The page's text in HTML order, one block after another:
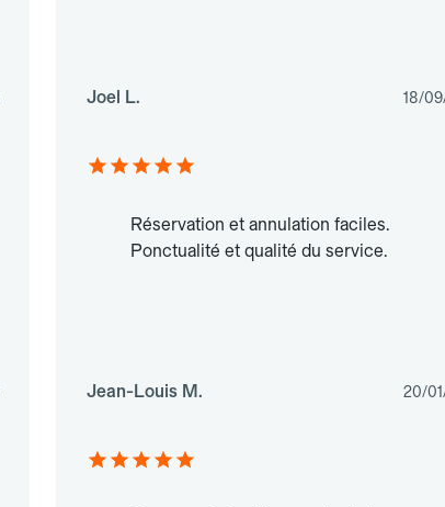
Joel L. 18/
Réservation et annulation faciles.
Ponctualité et qualité du service.
Jean-Louis M. 20/